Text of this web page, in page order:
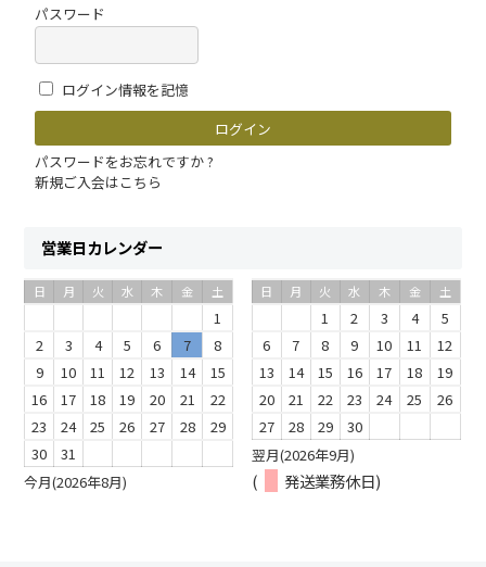
パスワード
ログイン情報を記憶
パスワードをお忘れですか ?
新規ご入会はこちら
営業日カレンダー
今月(2026年8月)
日 月 火 水 木 金 土
1
2
3 4 5 6 7
8
9
10 11 12 13 14
15
16
17 18 19 20 21
22
23
24 25 26 27 28
29
30
31 翌月(2026年9月)
日 月 火 水 木 金 土
1 2 3 4
5
6
7 8 9 10 11
12
13
14 15 16 17 18
19
20
21 22 23 24 25
26
27
28 29 30
( 発送業務休日)